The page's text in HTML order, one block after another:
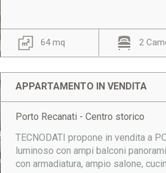
64 mq 2
APPARTAMENTO IN VENDITA
Porto Recanati - Centro storico
TECNODATI propone in vendita a
luminoso con ampi balconi
con armadiatura, ampio salone,